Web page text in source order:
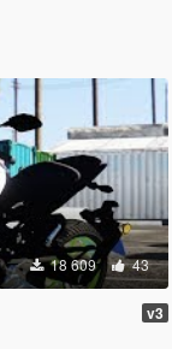
18 609 43
v3